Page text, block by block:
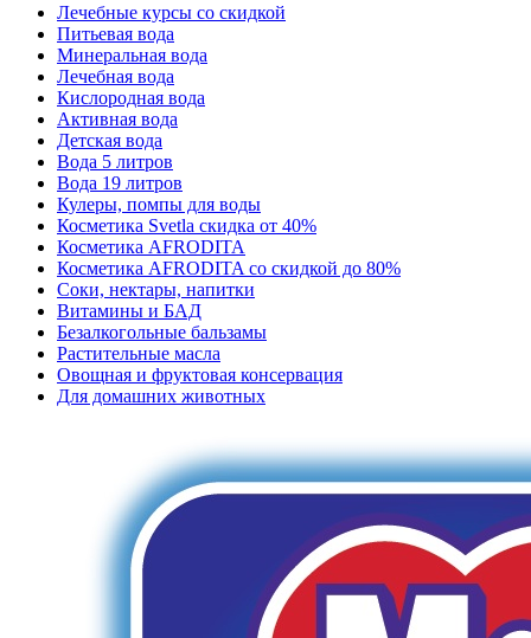
Лечебные курсы со скидкой
Питьевая вода
Минеральная вода
Лечебная вода
Кислородная вода
Активная вода
Детская вода
Вода 5 литров
Вода 19 литров
Кулеры, помпы для воды
Косметика Svetla скидка от 40%
Косметика AFRODITA
Косметика AFRODITA со скидкой до 80%
Соки, нектары, напитки
Витамины и БАД
Безалкогольные бальзамы
Растительные масла
Овощная и фруктовая консервация
Для домашних животных